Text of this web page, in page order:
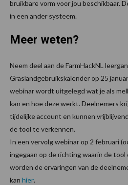
bruikbare vorm voor jou beschikbaar.
in een ander systeem.
Meer weten?
Neem deel aan de FarmHackNL
Graslandgebruikskalender op 25
webinar wordt uitgelegd wat je als
kan en hoe deze werkt. Deelnemers
tijdelijke account en kunnen
de tool te verkennen.
In een vervolg webinar op 2 februari
ingegaan op de richting waarin de
worden de ervaringen van de
kan hier.